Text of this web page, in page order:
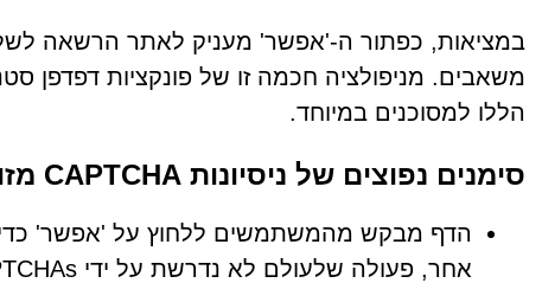
במציאות, כפתור ה-'אפשר' מעניק לאתר הרשאה
הללו למסוכנים במיוחד.
סימנים נפוצים של ניסיונות CAPTCHA מזויפים
הדף מבקש מהמשתמשים ללחוץ על 'אפשר' כדי
אחר, פעולה שלעולם לא נדרשת על ידי CAPTCHAs לגיטימיים.